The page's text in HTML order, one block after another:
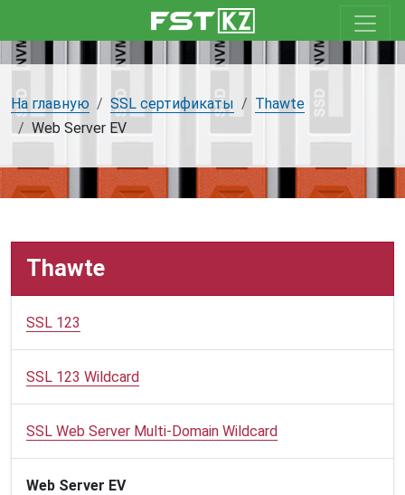
На главную SSL сертификаты
Thawte
Web Server EV
Thawte
SSL 123
SSL 123 Wildcard
SSL Web Server Multi-Domain Wildcard
Web Server EV